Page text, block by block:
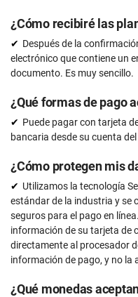
¿Cómo recibiré las
Después de la
electrónico que contiene un
documento. Es muy sencillo.
¿Qué formas de pago
Puede pagar con tarjeta
bancaria desde su cuenta
¿Cómo protegen mis
Utilizamos la tecnología
estándar de la industria y se
seguros para el pago en
información de su tarjeta de
directamente al procesador
información de pago, y no la
¿Qué monedas